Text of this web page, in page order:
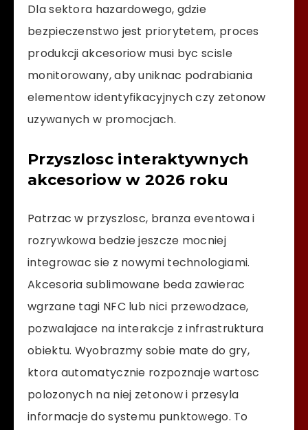
Dla sektora hazardowego, gdzie
bezpieczenstwo jest priorytetem, proces
produkcji akcesoriow musi byc scisle
monitorowany, aby uniknac podrabiania
elementow identyfikacyjnych czy zetonow
uzywanych w promocjach.
Przyszlosc interaktywnych
akcesoriow w 2026 roku
Patrzac w przyszlosc, branza eventowa i
rozrywkowa bedzie jeszcze mocniej
integrowac sie z nowymi technologiami.
Akcesoria sublimowane beda zawierac
wgrzane tagi NFC lub nici przewodzace,
pozwalajace na interakcje z infrastruktura
obiektu. Wyobrazmy sobie mate do gry,
ktora automatycznie rozpoznaje wartosc
polozonych na niej zetonow i przesyla
informacje do systemu punktowego. To